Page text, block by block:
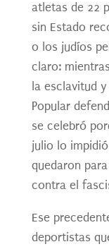
atletas de 22
sin Estado
o los judíos
claro:
la esclavitud
Popular
se celebró
julio lo
quedaron
contra el
Ese
deportistas